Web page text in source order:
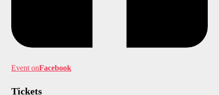
Event onFacebook
Tickets